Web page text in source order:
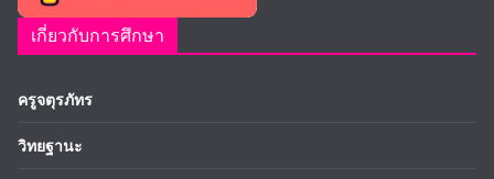
เกี่ยวกับการศึกษา
ครูจตุรภัทร
วิทยฐานะ